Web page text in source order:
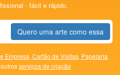
- fácil e rápido.
Quero uma arte como essa
Empresa, Cartão de Visitas, Papelaria,
serviços de criação